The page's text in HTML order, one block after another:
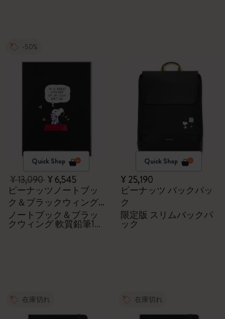
-50%
Quick Shop
¥ 13,090¥ 6,545
ピーナッツノートブッ
ク＆ブラックウィング
鉛筆のセット
ノートブック＆ブラッ
クウィング 軟質鉛筆12
Quick Shop
¥ 25,190
ピーナッツ バックパッ
ク
限定版 スリムバックパ
ック
在庫切れ 在庫切れ